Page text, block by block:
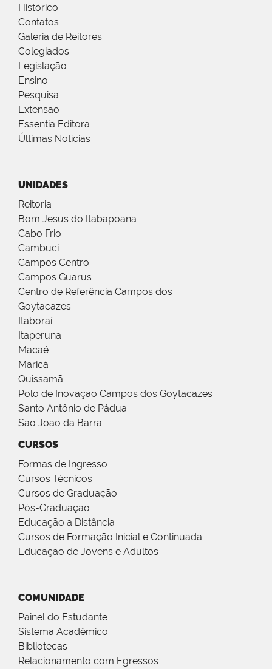
Histórico
Contatos
Galeria de Reitores
Colegiados
Legislação
Ensino
Pesquisa
Extensão
Essentia Editora
Últimas Notícias
UNIDADES
Reitoria
Bom Jesus do Itabapoana
Cabo Frio
Cambuci
Campos Centro
Campos Guarus
Centro de Referência Campos dos
Goytacazes
Itaboraí
Itaperuna
Macaé
Maricá
Quissamã
Polo de Inovação Campos dos Goytacazes
Santo Antônio de Pádua
São João da Barra
CURSOS
Formas de Ingresso
Cursos Técnicos
Cursos de Graduação
Pós-Graduação
Educação a Distância
Cursos de Formação Inicial e Continuada
Educação de Jovens e Adultos
COMUNIDADE
Painel do Estudante
Sistema Acadêmico
Bibliotecas
Relacionamento com Egressos